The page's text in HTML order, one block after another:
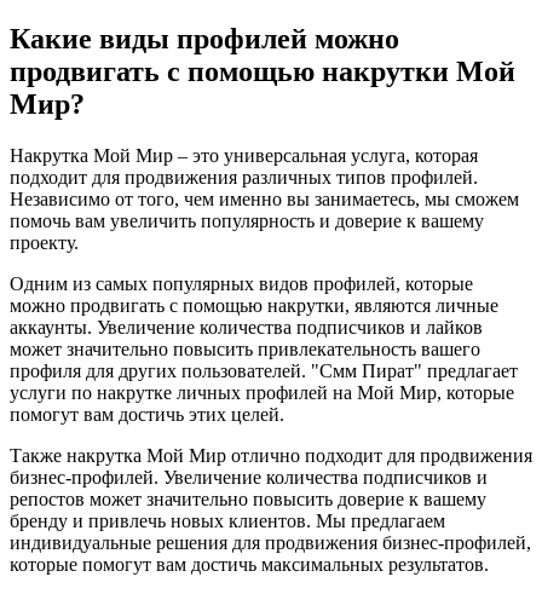
Какие виды профилей можно
продвигать с помощью накрутки Мой
Мир?
Накрутка Мой Мир – это универсальная услуга, которая
подходит для продвижения различных типов профилей.
Независимо от того, чем именно вы занимаетесь, мы сможем
помочь вам увеличить популярность и доверие к вашему
проекту.
Одним из самых популярных видов профилей, которые
можно продвигать с помощью накрутки, являются личные
аккаунты. Увеличение количества подписчиков и лайков
может значительно повысить привлекательность вашего
профиля для других пользователей. "Смм Пират" предлагает
услуги по накрутке личных профилей на Мой Мир, которые
помогут вам достичь этих целей.
Также накрутка Мой Мир отлично подходит для продвижения
бизнес-профилей. Увеличение количества подписчиков и
репостов может значительно повысить доверие к вашему
бренду и привлечь новых клиентов. Мы предлагаем
индивидуальные решения для продвижения бизнес-профилей,
которые помогут вам достичь максимальных результатов.